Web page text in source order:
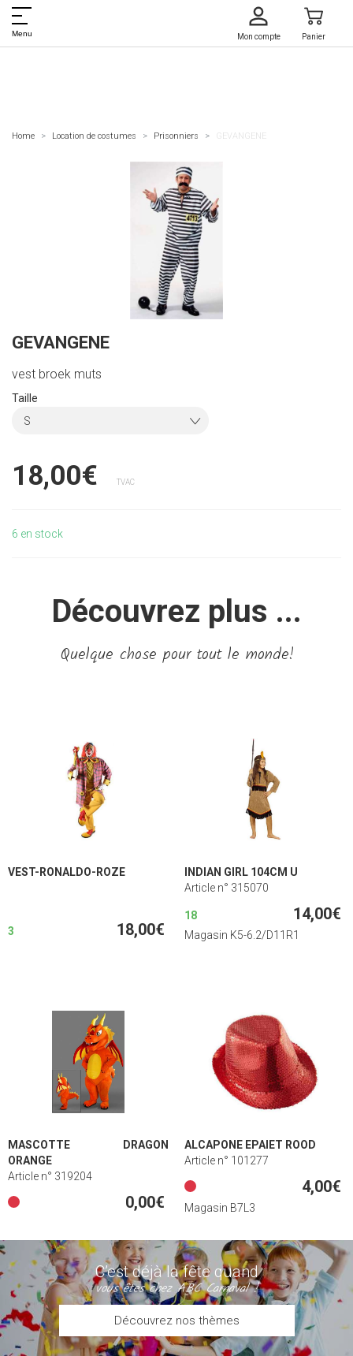
Menu Mon compte Panier
Home Location de costumes Prisonniers GEVANGENE
GEVANGENE
vest broek muts
Taille
S
18,00€ TVAC
6 en stock
Découvrez plus ...
Quelque chose pour tout le monde!
VEST-RONALDO-ROZE
3 18,00€
INDIAN GIRL 104CM U
Article n° 315070
18 14,00€
Magasin K5-6.2/D11R1
MASCOTTE DRAGON
ORANGE
Article n° 319204
0,00€
ALCAPONE EPAIET ROOD
Article n° 101277
4,00€
Magasin B7L3
C’est déjà la fête quand
vous êtes chez ABC Carnaval !
Découvrez nos thèmes